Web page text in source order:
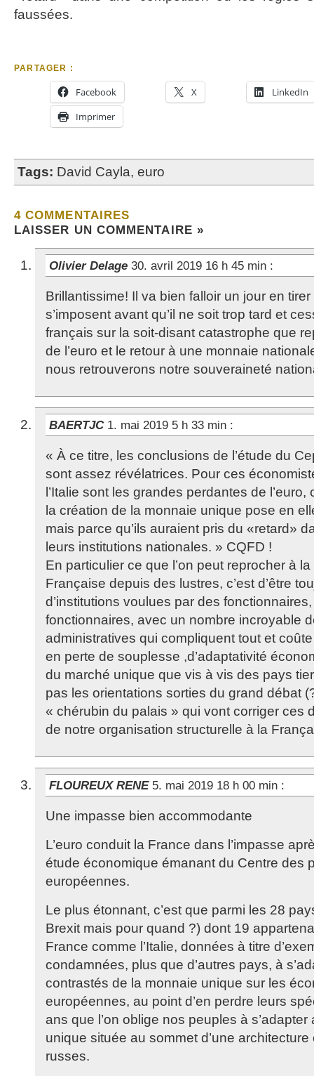
faussées.
PARTAGER :
Facebook X
LinkedIn
Imprimer
Tags: David Cayla, euro
4 COMMENTAIRES
LAISSER UN COMMENTAIRE »
Olivier Delage 30. avril 2019 16 h 45 min :
Brillantissime! Il va bien falloir un jour en
s’imposent avant qu’il ne soit trop tard et
français sur la soit-disant catastrophe que
de l’euro et le retour à une monnaie
nous retrouverons notre souveraineté
BAERTJC 1. mai 2019 5 h 33 min :
« À ce titre, les conclusions de l’étude du
sont assez révélatrices. Pour ces
l’Italie sont les grandes perdantes de
la création de la monnaie unique pose en
mais parce qu’ils auraient pris du «retard»
leurs institutions nationales. » CQFD !
En particulier ce que l’on peut reprocher à
Française depuis des lustres, c’est d’être
d’institutions voulues par des
fonctionnaires, avec un nombre incroyable
administratives qui compliquent tout et
en perte de souplesse ,d’adaptativité
du marché unique que vis à vis des pays
pas les orientations sorties du grand débat
« chérubin du palais » qui vont corriger ces
de notre organisation structurelle à la
FLOUREUX RENE 5. mai 2019 18 h 00 min :
Une impasse bien accommodante
L’euro conduit la France dans l’impasse
étude économique émanant du Centre des
européennes.
Le plus étonnant, c’est que parmi les 28
Brexit mais pour quand ?) dont 19
France comme l’Italie, données à titre
condamnées, plus que d’autres pays, à
contrastés de la monnaie unique sur les
européennes, au point d’en perdre leurs
ans que l’on oblige nos peuples à s’adapter
unique située au sommet d’une
russes.